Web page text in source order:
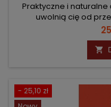
Praktyczne i
uwolnią cię od

- 25,10 zł